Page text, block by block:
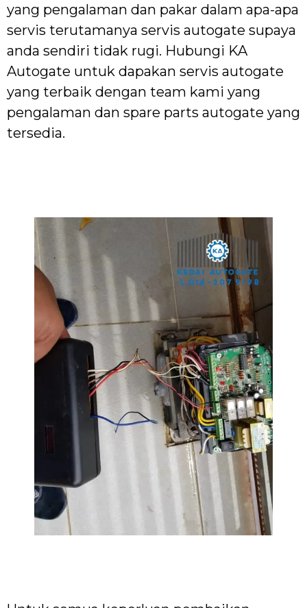
yang pengalaman dan pakar dalam apa-apa
servis terutamanya servis autogate supaya
anda sendiri tidak rugi. Hubungi KA
Autogate untuk dapakan servis autogate
yang terbaik dengan team kami yang
pengalaman dan spare parts autogate yang
tersedia.